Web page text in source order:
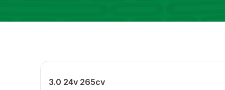
3.0 24v 265cv